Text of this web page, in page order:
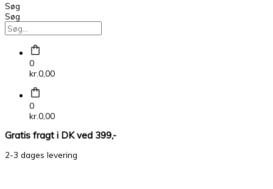
Søg
Søg
0
kr.0,00
0
kr.0,00
Gratis fragt i DK ved 399,-
2-3 dages levering